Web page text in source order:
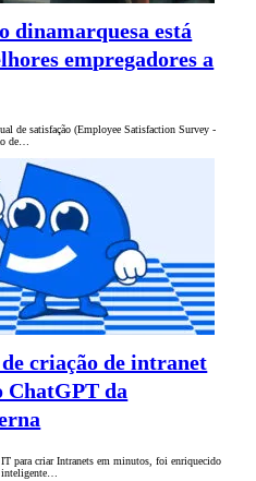
dinamarquesa está
empregadores a
de satisfação (Employee Satisfaction Survey -
de…
criação de intranet
ChatGPT da
para criar Intranets em minutos, foi enriquecido
inteligente…